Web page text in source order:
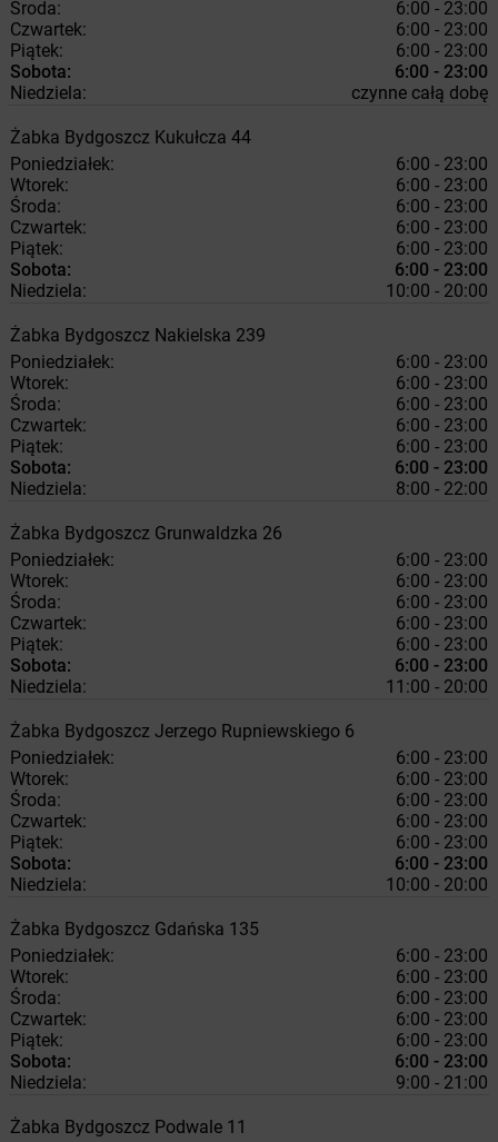
Środa:
6:00 - 23:00
Czwartek:
6:00 - 23:00
Piątek:
6:00 - 23:00
Sobota:
6:00 - 23:00
Niedziela:
czynne całą dobę
Żabka Bydgoszcz Kukułcza 44
Poniedziałek:
6:00 - 23:00
Wtorek:
6:00 - 23:00
Środa:
6:00 - 23:00
Czwartek:
6:00 - 23:00
Piątek:
6:00 - 23:00
Sobota:
6:00 - 23:00
Niedziela:
10:00 - 20:00
Żabka Bydgoszcz Nakielska 239
Poniedziałek:
6:00 - 23:00
Wtorek:
6:00 - 23:00
Środa:
6:00 - 23:00
Czwartek:
6:00 - 23:00
Piątek:
6:00 - 23:00
Sobota:
6:00 - 23:00
Niedziela:
8:00 - 22:00
Żabka Bydgoszcz Grunwaldzka 26
Poniedziałek:
6:00 - 23:00
Wtorek:
6:00 - 23:00
Środa:
6:00 - 23:00
Czwartek:
6:00 - 23:00
Piątek:
6:00 - 23:00
Sobota:
6:00 - 23:00
Niedziela:
11:00 - 20:00
Żabka Bydgoszcz Jerzego Rupniewskiego 6
Poniedziałek:
6:00 - 23:00
Wtorek:
6:00 - 23:00
Środa:
6:00 - 23:00
Czwartek:
6:00 - 23:00
Piątek:
6:00 - 23:00
Sobota:
6:00 - 23:00
Niedziela:
10:00 - 20:00
Żabka Bydgoszcz Gdańska 135
Poniedziałek:
6:00 - 23:00
Wtorek:
6:00 - 23:00
Środa:
6:00 - 23:00
Czwartek:
6:00 - 23:00
Piątek:
6:00 - 23:00
Sobota:
6:00 - 23:00
Niedziela:
9:00 - 21:00
Żabka Bydgoszcz Podwale 11